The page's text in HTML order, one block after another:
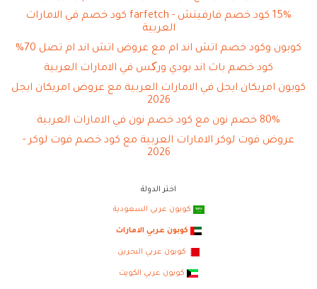
15% كود خصم فارفيتش - farfetch كود خصم في الامارات
العربية
كوبون وكود خصم اتش اند ام مع عروض اتش اند ام تصل 70%
كود خصم باث اند بودي ورکس في الامارات العربية
كوبون امريكان ايجل في الامارات العربية مع عروض امريكان ايجل
2026
80% خصم نون مع كود خصم نون في الامارات العربية
عروض فوت لوكر الامارات العربية مع كود خصم فوت لوكر -
2026
اختر الدولة
كوبون عربي السعودية
كوبون عربي الامارات
كوبون عربي البحرين
كوبون عربي الكويت